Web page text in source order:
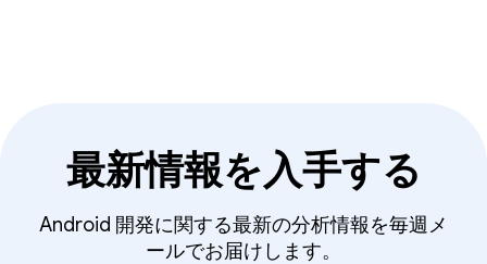
最新情報を入手する
Android 開発に関する最新の分析情報を毎週メ
ールでお届けします。